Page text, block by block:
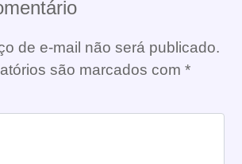
de e-mail não será publicado.
são marcados com *